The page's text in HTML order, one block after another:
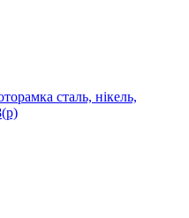
сталь, нікель,